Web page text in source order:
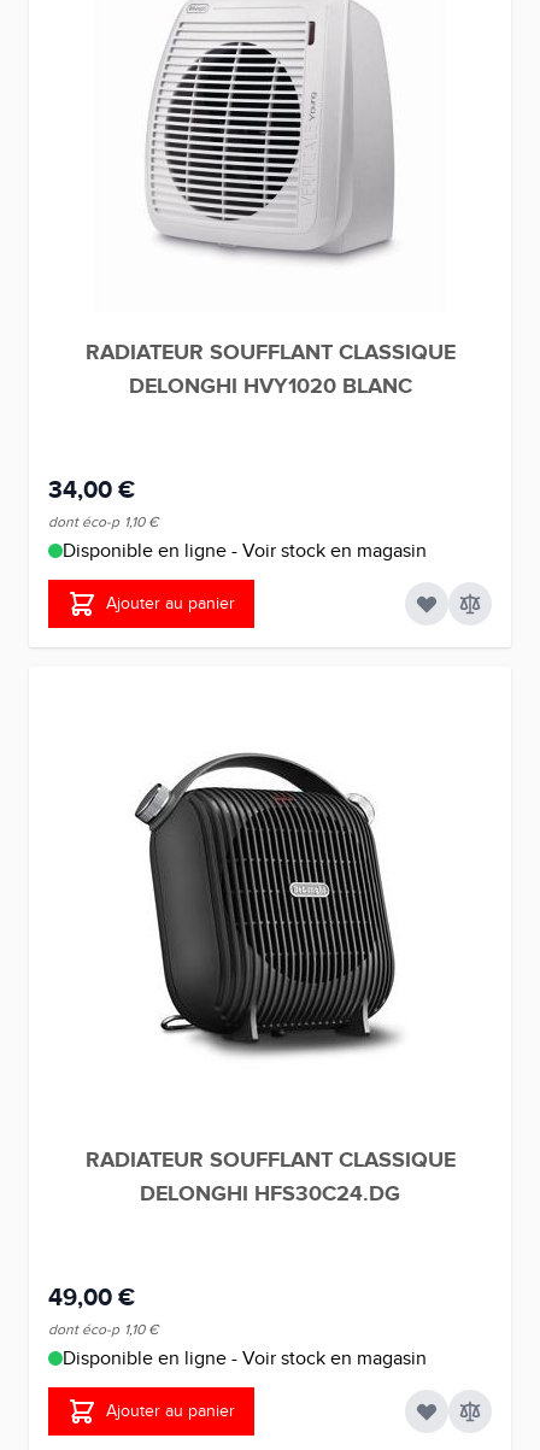
RADIATEUR SOUFFLANT CLASSIQUE
DELONGHI HVY1020 BLANC
34,00 €
dont éco-p 1,10 €
Disponible en ligne - Voir stock en magasin
Ajouter au panier
RADIATEUR SOUFFLANT CLASSIQUE
DELONGHI HFS30C24.DG
49,00 €
dont éco-p 1,10 €
Disponible en ligne - Voir stock en magasin
Ajouter au panier